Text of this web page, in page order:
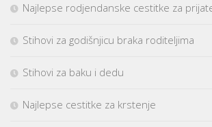
Najlepse rodjendanske cestitke za
Stihovi za godišnjicu braka roditeljima
Stihovi za baku i dedu
Najlepse cestitke za krstenje